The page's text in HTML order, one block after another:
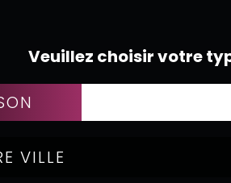
GRATINS